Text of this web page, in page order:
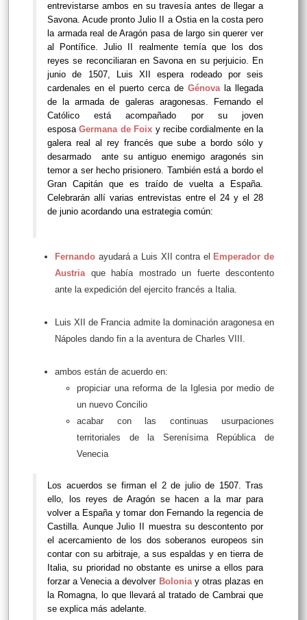
entrevistarse ambos en su travesía antes de llegar a
Savona. Acude pronto Julio II a Ostia en la costa pero
la armada real de Aragón pasa de largo sin querer ver
al Pontífice. Julio II realmente temía que los dos
reyes se reconciliaran en Savona en su perjuicio. En
junio de 1507, Luis XII espera rodeado por seis
cardenales en el puerto cerca de Génova la llegada
de la armada de galeras aragonesas. Fernando el
Católico está acompañado por su joven
esposaGermana de Foix y recibe cordialmente en la
galera real al rey francés que sube a bordo sólo y
desarmado ante su antiguo enemigo aragonés sin
temor a ser hecho prisionero. También está a bordo el
Gran Capitán que es traído de vuelta a España.
Celebrarán allí varias entrevistas entre el 24 y el 28
de junio acordando una estrategia común:
Fernando ayudará a Luis XII contra el Emperador de
Austria que había mostrado un fuerte descontento
ante la expedición del ejercito francés a Italia.
Luis XII de Francia admite la dominación aragonesa en
Nápoles dando fin a la aventura de Charles VIII.
ambos están de acuerdo en:
propiciar una reforma de la Iglesia por medio de
un nuevo Concilio
acabar con las continuas usurpaciones
territoriales de la Serenísima República de
Venecia
Los acuerdos se firman el 2 de julio de 1507. Tras
ello, los reyes de Aragón se hacen a la mar para
volver a España y tomar don Fernando la regencia de
Castilla. Aunque Julio II muestra su descontento por
el acercamiento de los dos soberanos europeos sin
contar con su arbitraje, a sus espaldas y en tierra de
Italia, su prioridad no obstante es unirse a ellos para
forzar a Venecia a devolver Bolonia y otras plazas en
la Romagna, lo que llevará al tratado de Cambrai que
se explica más adelante.